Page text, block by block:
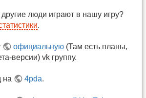
другие люди играют в нашу игру?
.
официальную (Там есть планы,
версии) vk группу.
на 4pda.